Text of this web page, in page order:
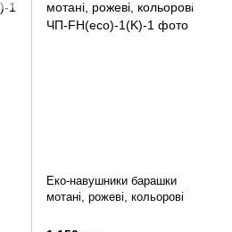
Еко-навушники барашки
мотані, рожеві, кольорові